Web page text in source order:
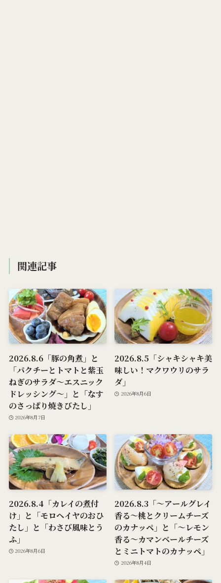
関連記事
2026.8.6「豚の角煮」と
「パクチーとトマトと紫玉
ねぎのサラダ～エスニック
ドレッシング～」と「なす
のさっぱり焼きびたし」
2026年8月7日
2026.8.5「シャキシャキ美
味しい！マクワウリのサラ
ダ」
2026年8月6日
2026.8.4「カレイの煮付
け」と「モロヘイヤのおひ
たし」と「わさび風味とう
ふ」
2026年8月6日
2026.8.3「～アールグレイ
香る～桃とクリームチーズ
のカナッペ」と「～レモン
香る～カマンベールチーズ
とミニトマトのカナッペ」
2026年8月4日